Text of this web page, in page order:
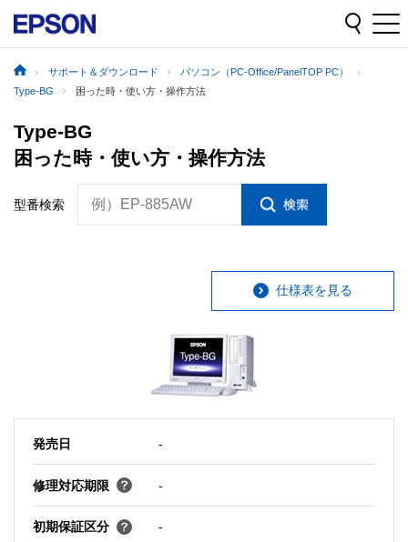
サポート＆ダウンロード
パソコン（PC-Office/PanelTOP PC）
Type-BG
困った時・使い方・操作方法
Type-BG
困った時・使い方・操作方法
型番検索 例）EP-885AW
仕様表を見る
発売日 -
修理対応期限 -
初期保証区分 -